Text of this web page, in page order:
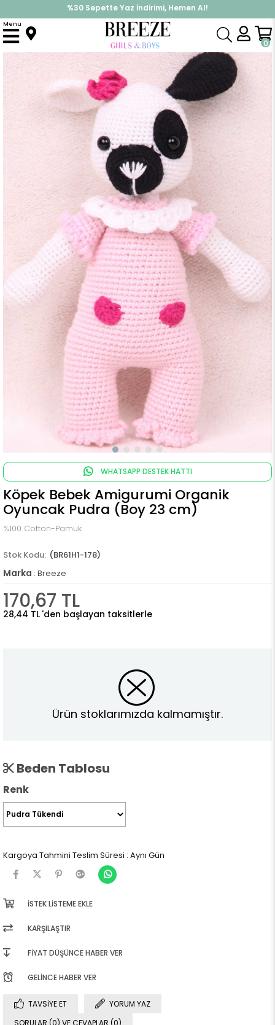
%30 Sepette Yaz İndirimi, Hemen Al!
İndirimlere ek %10 İndirimi Kap, Hemen Üye Ol!
0
Menu
Anasayfa Oyuncaklar
WHATSAPP DESTEK HATTI
Köpek Bebek Amigurumi Organik
Oyuncak Pudra (Boy 23 cm)
%100 Cotton-Pamuk
(BR61H1-178)
Marka : Breeze
170,67 TL
28,44 TL 'den başlayan taksitlerle
Ürün stoklarımızda kalmamıştır.
Beden Tablosu
Renk
Kargoya Tahmini Teslim Süresi : Aynı Gün
İSTEK LISTEME EKLE
KARŞILAŞTIR
FIYAT DÜŞÜNCE HABER VER
GELINCE HABER VER
TAVSIYE ET
YORUM YAZ